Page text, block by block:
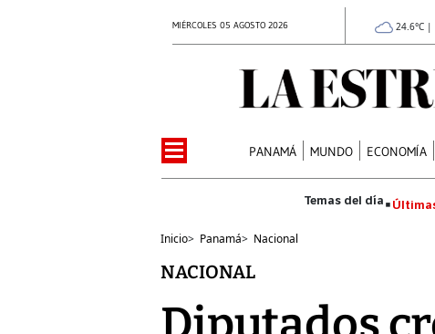
MIÉRCOLES 05 AGOSTO 2026 24.6°C |
PANAMÁ MUNDO ECONOMÍA
Inicio> Panamá> Nacional
NACIONAL